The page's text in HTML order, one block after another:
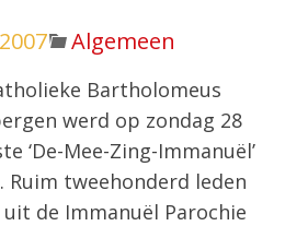
Algemeen
Bartholomeus
werd op zondag 28
‘De-Mee-Zing-Immanuël’
Ruim tweehonderd leden
de Immanuël Parochie